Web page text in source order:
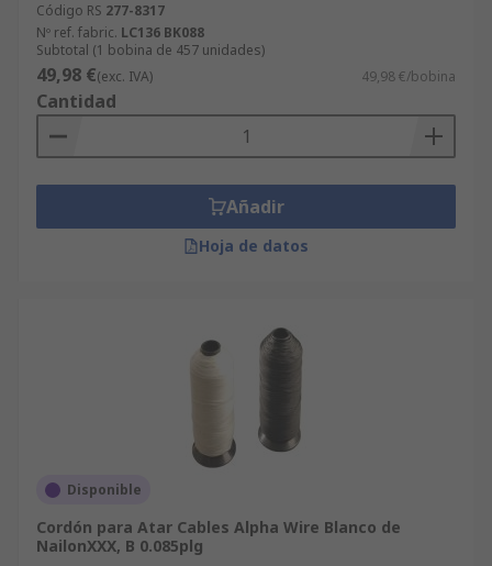
Código RS 277-8317
Nº ref. fabric. LC136 BK088
Subtotal (1 bobina de 457 unidades)
49,98 €(exc. IVA) 49,98 €/bobina
Cantidad
Añadir
Hoja de datos
Disponible
Cordón para Atar Cables Alpha Wire Blanco de
NailonXXX, B 0.085plg